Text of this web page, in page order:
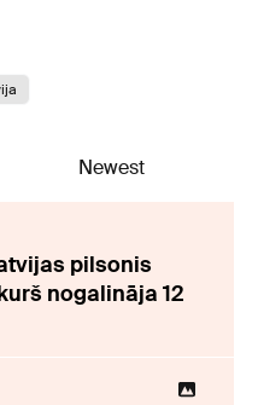
Newest
pilsonis
nogalināja 12